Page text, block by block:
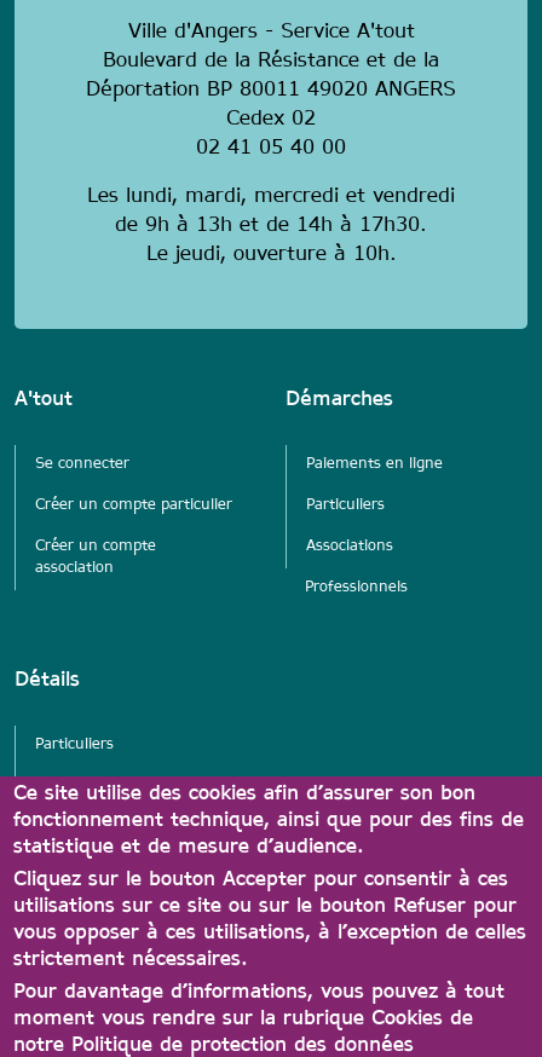
Ce site utilise des cookies afin d’assurer son bon
fonctionnement technique, ainsi que pour des fins de
statistique et de mesure d’audience.
Cliquez sur le bouton Accepter pour consentir à ces
utilisations sur ce site ou sur le bouton Refuser pour
vous opposer à ces utilisations, à l’exception de celles
strictement nécessaires.
Pour davantage d’informations, vous pouvez à tout
moment vous rendre sur la rubrique Cookies de
notre Politique de protection des données
Ville d'Angers - Service A'tout
Boulevard de la Résistance et de la
Déportation BP 80011 49020 ANGERS
Cedex 02
02 41 05 40 00
Les lundi, mardi, mercredi et vendredi
de 9h à 13h et de 14h à 17h30.
Le jeudi, ouverture à 10h.
A'tout
Se connecter
Créer un compte particulier
Créer un compte
association
Démarches
Paiements en ligne
Particuliers
Associations
Professionnels
Détails
Particuliers
Services
Associations
Partenaires Carte A'tout